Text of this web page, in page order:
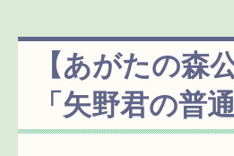
【あがたの森
「矢野君の普